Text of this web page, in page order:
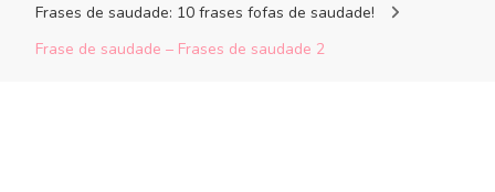
Frases de saudade: 10 frases fofas de saudade!
Frase de saudade – Frases de saudade 2